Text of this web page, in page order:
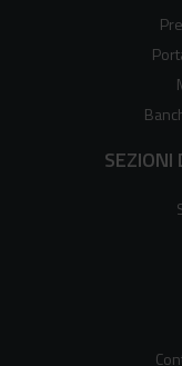
SEZIONI